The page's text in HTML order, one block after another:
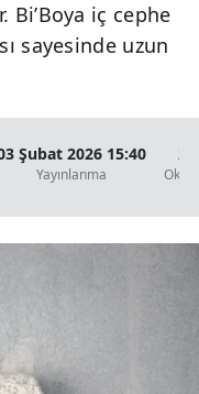
iç cephe
sayesinde uzun
Şubat 2026 15:40
Yayınlanma
2